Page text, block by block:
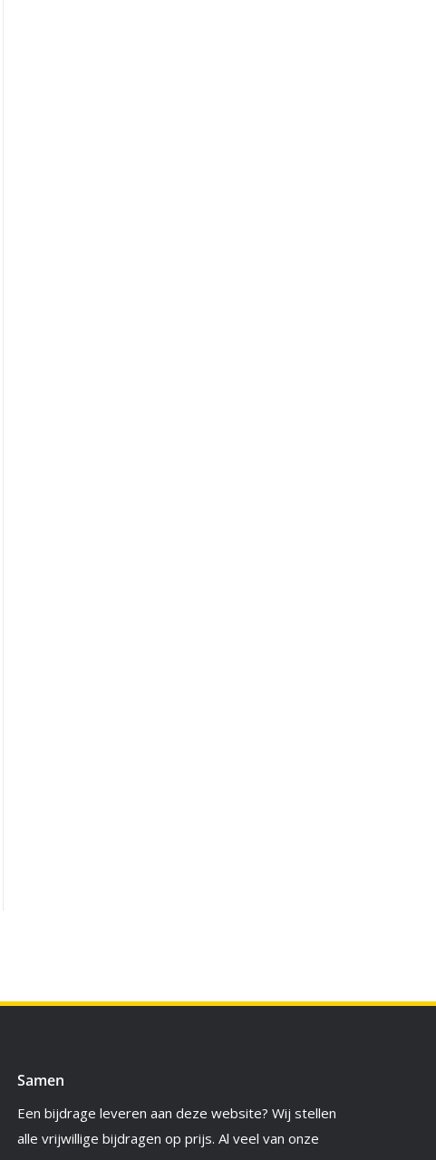
Samen
Een bijdrage leveren aan deze website? Wij stellen
alle vrijwillige bijdragen op prijs. Al veel van onze